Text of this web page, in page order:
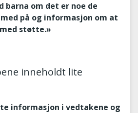
barna om det er noe de
på og informasjon om at
støtte.»
inneholdt lite
informasjon i vedtakene og